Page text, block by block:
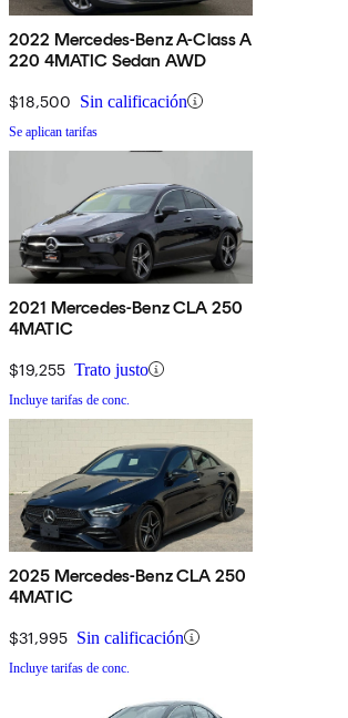
2022 Mercedes-Benz A-Class A
220 4MATIC Sedan AWD
$18,500 Sin calificación
Se aplican tarifas
2021 Mercedes-Benz CLA 250
4MATIC
$19,255 Trato justo
Incluye tarifas de conc.
2025 Mercedes-Benz CLA 250
4MATIC
$31,995 Sin calificación
Incluye tarifas de conc.